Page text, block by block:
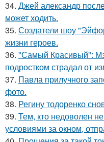
34. Джей александр
может ходить.
35. Создатели шоу
жизни героев.
36. "Самый Красивый":
подростком страдал от
37. Павла прилучного
фото.
38. Регину тодоренко
39. Тем, кто недоволен
условиями за окном,